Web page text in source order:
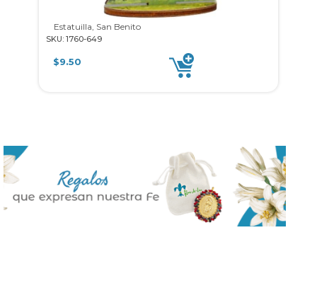
Estatuilla, San Benito
SKU: 1760-649
$9.50